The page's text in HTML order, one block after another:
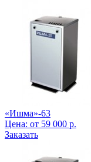
«Ишма»-63
Цена: от 59 000 р.
Заказать